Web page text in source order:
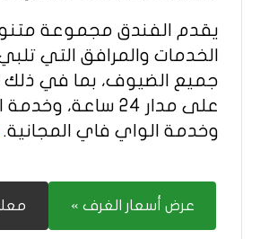
يقدم الفندق مجموعة
الخدمات والمرافق التي
جميع الضيوف، بما في
على مدار 24 ساعة،
وخدمة الواي فاي المجانية.
عرض أسعار الغرف »